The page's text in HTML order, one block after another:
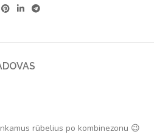
rūbelius po kombinezonu 😉